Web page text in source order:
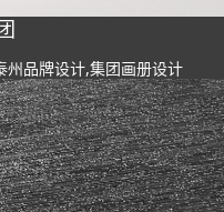
品牌设计,集团画册设计